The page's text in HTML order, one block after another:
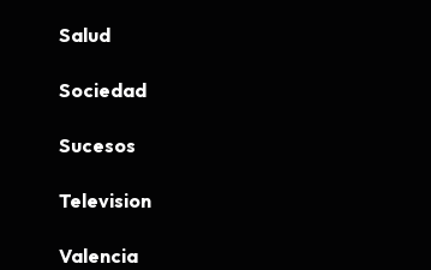
Salud
Sociedad
Sucesos
Television
Valencia